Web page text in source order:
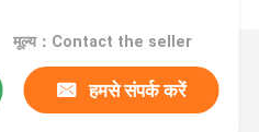
मूल्य：Contact the seller
हमसे संपर्क करें